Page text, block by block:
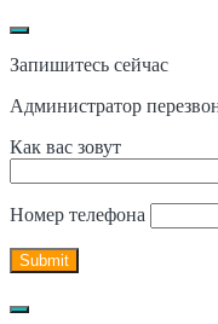
Запишитесь сейчас
Администратор
Как вас зовут
Номер телефона